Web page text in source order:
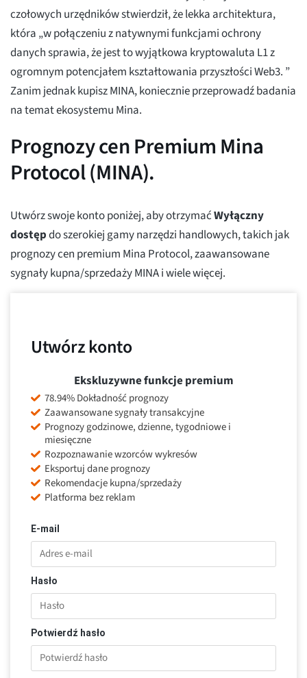
czołowych urzędników stwierdził, że lekka architektura,
która „w połączeniu z natywnymi funkcjami ochrony
danych sprawia, że jest to wyjątkowa kryptowaluta L1 z
ogromnym potencjałem kształtowania przyszłości Web3. ”
Zanim jednak kupisz MINA, koniecznie przeprowadź badania
na temat ekosystemu Mina.
Prognozy cen Premium Mina
Protocol (MINA).
Utwórz swoje konto poniżej, aby otrzymaćWyłączny
dostępdo szerokiej gamy narzędzi handlowych, takich jak
prognozy cen premium Mina Protocol, zaawansowane
sygnały kupna/sprzedaży MINA i wiele więcej.
Utwórz konto
E-mail
Hasło
Potwierdź hasło
Ekskluzywne funkcje premium
78.94% Dokładność prognozy
Zaawansowane sygnały transakcyjne
Prognozy godzinowe, dzienne, tygodniowe i
miesięczne
Rozpoznawanie wzorców wykresów
Eksportuj dane prognozy
Rekomendacje kupna/sprzedaży
Platforma bez reklam